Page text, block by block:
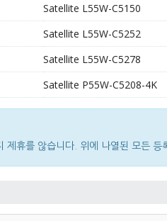
Satellite L55W-C5150
Satellite L55W-C5252
Satellite L55W-C5278
Satellite P55W-C5208-4K
휴를 않습니다. 위에 나열된 모든